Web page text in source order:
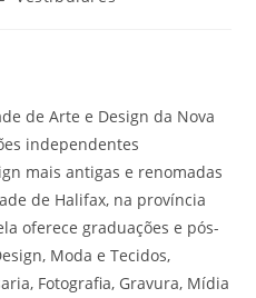
de Arte e Design da Nova
independentes
mais antigas e renomadas
de Halifax, na província
oferece graduações e pós-
Moda e Tecidos,
Fotografia, Gravura, Mídia